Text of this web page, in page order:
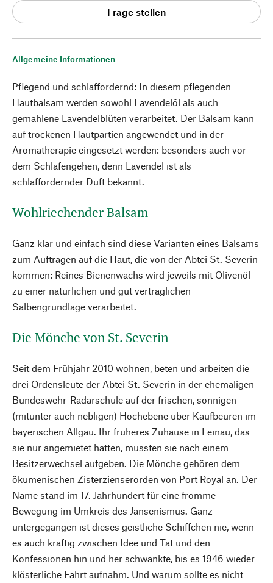
Allgemeine Informationen
Pflegend und schlaffördernd: In diesem pflegenden
Hautbalsam werden sowohl Lavendelöl als auch
gemahlene Lavendelblüten verarbeitet. Der Balsam kann
auf trockenen Hautpartien angewendet und in der
Aromatherapie eingesetzt werden: besonders auch vor
dem Schlafengehen, denn Lavendel ist als
schlaffördernder Duft bekannt.
Wohlriechender Balsam
Ganz klar und einfach sind diese Varianten eines Balsams
zum Auftragen auf die Haut, die von der Abtei St. Severin
kommen: Reines Bienenwachs wird jeweils mit Olivenöl
zu einer natürlichen und gut verträglichen
Salbengrundlage verarbeitet.
Die Mönche von St. Severin
Seit dem Frühjahr 2010 wohnen, beten und arbeiten die
drei Ordensleute der Abtei St. Severin in der ehemaligen
Bundeswehr-Radarschule auf der frischen, sonnigen
(mitunter auch nebligen) Hochebene über Kaufbeuren im
bayerischen Allgäu. Ihr früheres Zuhause in Leinau, das
sie nur angemietet hatten, mussten sie nach einem
Besitzerwechsel aufgeben. Die Mönche gehören dem
ökumenischen Zisterzienserorden von Port Royal an. Der
Name stand im 17. Jahrhundert für eine fromme
Bewegung im Umkreis des Jansenismus. Ganz
untergegangen ist dieses geistliche Schiffchen nie, wenn
es auch kräftig zwischen Idee und Tat und den
Konfessionen hin und her schwankte, bis es 1946 wieder
klösterliche Fahrt aufnahm. Und warum sollte es nicht
Frage stellen